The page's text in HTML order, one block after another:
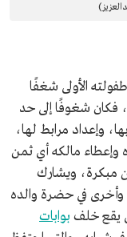
الأولى شغفًا
فكان شغوفًا إلى حد
وإعداد مرابط لها،
مالكه أي ثمن
مبكرة، ويشارك
وأخرى في حضرة والده
يقع خلف بوابات